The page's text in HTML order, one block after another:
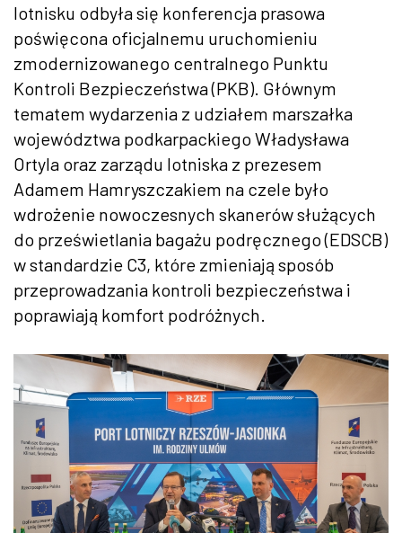
lotnisku odbyła się konferencja prasowa
poświęcona oficjalnemu uruchomieniu
zmodernizowanego centralnego Punktu
Kontroli Bezpieczeństwa (PKB). Głównym
tematem wydarzenia z udziałem marszałka
województwa podkarpackiego Władysława
Ortyla oraz zarządu lotniska z prezesem
Adamem Hamryszczakiem na czele było
wdrożenie nowoczesnych skanerów służących
do prześwietlania bagażu podręcznego (EDSCB)
w standardzie C3, które zmieniają sposób
przeprowadzania kontroli bezpieczeństwa i
poprawiają komfort podróżnych.